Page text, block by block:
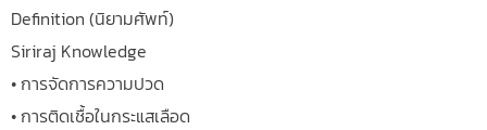
Definition (นิยามศัพท์)
Siriraj Knowledge
• การจัดการความปวด
• การติดเชื้อในกระแสเลือด